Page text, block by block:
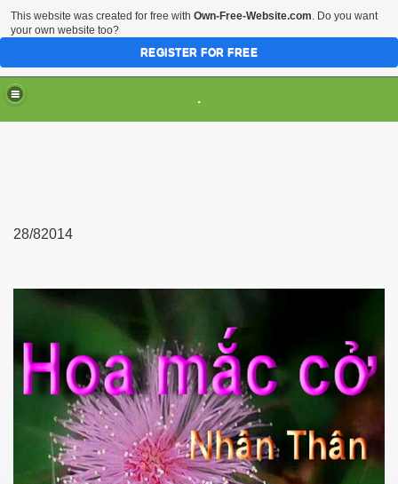
.
28/82014
This website was created for free with Own-Free-Website.com. Do you want
your own website too?
REGISTER FOR FREE